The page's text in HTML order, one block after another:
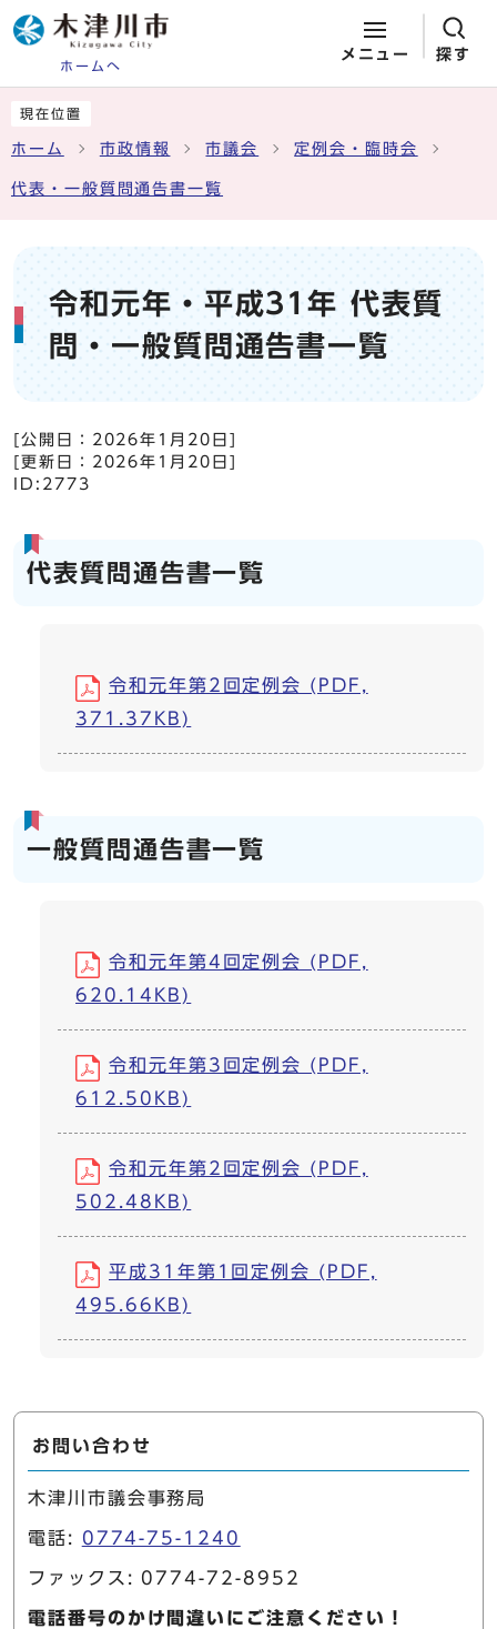
ホームへ
メニュー 探す
現在位置
ホーム 市政情報 市議会 定例会・臨時会
代表・一般質問通告書一覧
令和元年・平成31年 代表質
問・一般質問通告書一覧
[公開日： 2026年1月20日
[更新日： 2026年1月20日
ID:2773
代表質問通告書一覧
令和元年第2回定例会 (PDF,
371.37KB)
一般質問通告書一覧
令和元年第4回定例会 (PDF,
620.14KB)
令和元年第3回定例会 (PDF,
612.50KB)
令和元年第2回定例会 (PDF,
502.48KB)
平成31年第1回定例会 (PDF,
495.66KB)
お問い合わせ
木津川市議会事務局
電話: 0774-75-1240
ファックス: 0774-72-8952
電話番号のかけ間違いにご注意ください！